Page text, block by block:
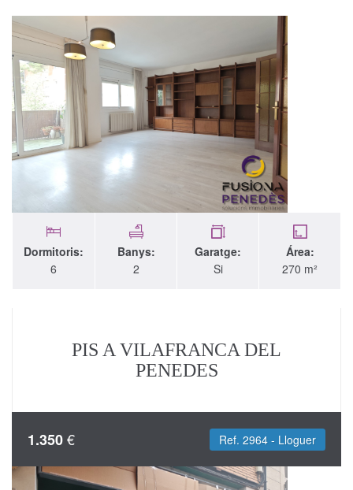
Dormitoris:
6
Banys:
2
Garatge:
Si
Área:
270 m²
PIS A VILAFRANCA DEL
PENEDES
1.350€ Ref. 2964 - Lloguer